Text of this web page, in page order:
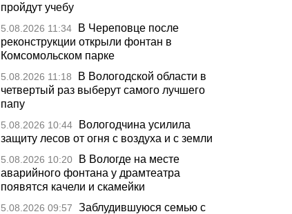
пройдут учебу
5.08.2026 11:34
В Череповце после
реконструкции открыли фонтан в
Комсомольском парке
5.08.2026 11:18
В Вологодской области в
четвертый раз выберут самого лучшего
папу
5.08.2026 10:44
Вологодчина усилила
защиту лесов от огня с воздуха и с земли
5.08.2026 10:20
В Вологде на месте
аварийного фонтана у драмтеатра
появятся качели и скамейки
5.08.2026 09:57
Заблудившуюся семью с